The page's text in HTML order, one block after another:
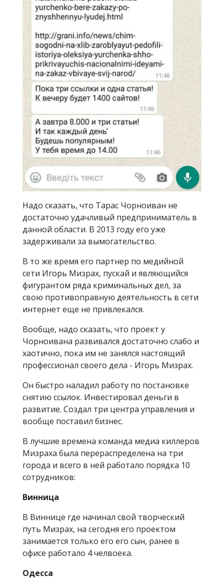
Надо сказать, что Тарас Чорноиван не
достаточно удачливый предприниматель в
данной области. В 2013 году его уже
задерживали за вымогательство.
В то же время его партнер по медийной
сети Игорь Мизрах, пускай и являющийся
фигурантом ряда криминальных дел, за
свою противоправную деятельность в сети
интернет еще не привлекался.
Вообще, надо сказать, что проект у
Чорноивана развивался достаточно слабо и
хаотично, пока им не занялся настоящий
профессионал своего дела - Игорь Мизрах.
Он быстро наладил работу по постановке
снятию ссылок. Инвестировал деньги в
развитие. Создал три центра управления и
вообще поставил бизнес.
В лучшие времена команда медиа киллеров
Мизраха была перераспределена на три
города и всего в ней работало порядка 10
сотрудников:
Винница
В Виннице где начинал свой творческий
путь Мизрах, на сегодня его проектом
занимается только его его сын, ранее в
офисе работало 4 челвоека.
Одесса